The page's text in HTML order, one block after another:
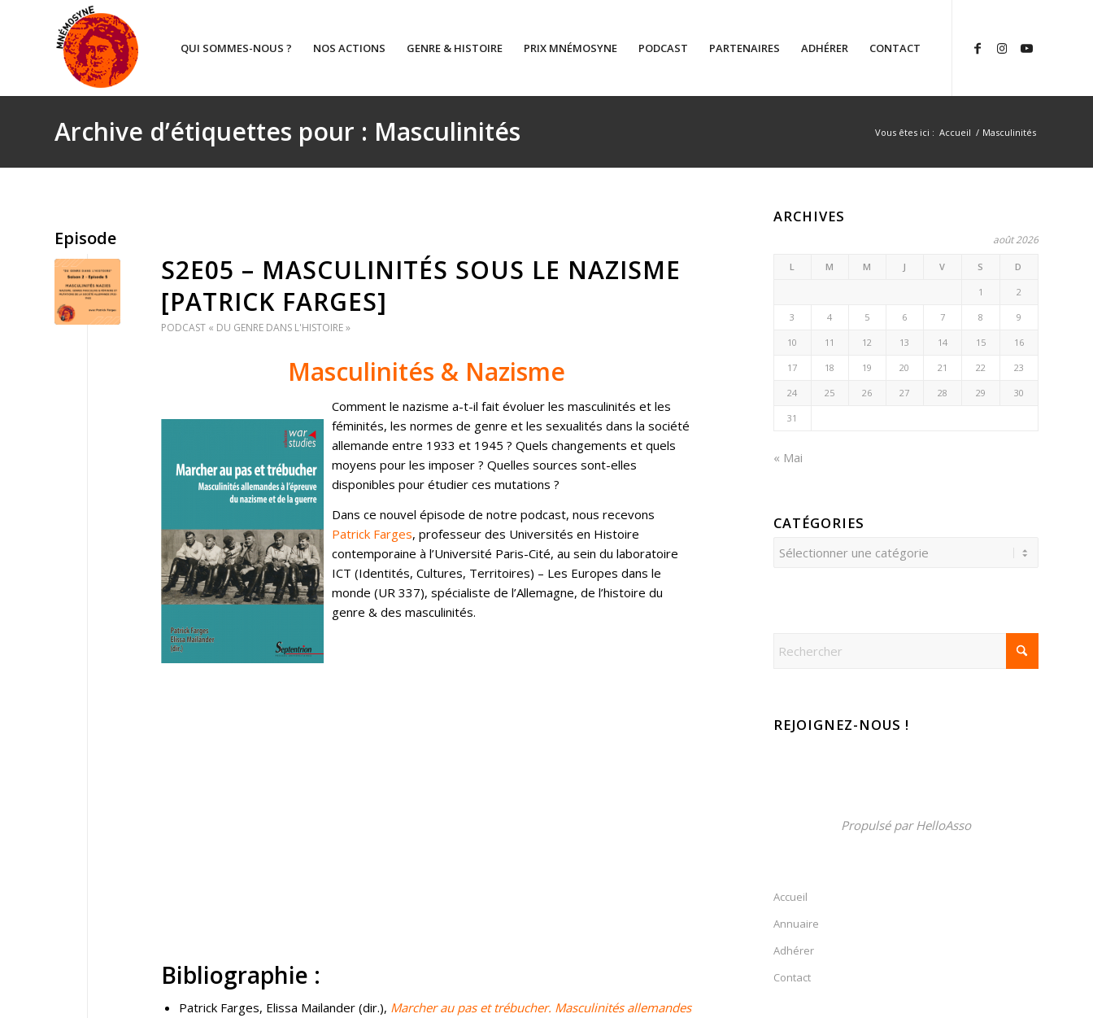
QUI SOMMES-NOUS ? NOS ACTIONS GENRE & HISTOIRE PRIX MNÉMOSYNE PODCAST PARTENAIRES ADHÉRER CONTACT
Archive d’étiquettes pour : Masculinités Vous êtes ici : Accueil / Masculinités
Episode
S2E05 – MASCULINITÉS SOUS LE NAZISME
[PATRICK FARGES]
PODCAST « DU GENRE DANS L'HISTOIRE »
Masculinités & Nazisme
Comment le nazisme a-t-il fait évoluer les masculinités et les
féminités, les normes de genre et les sexualités dans la société
allemande entre 1933 et 1945 ? Quels changements et quels
moyens pour les imposer ? Quelles sources sont-elles
disponibles pour étudier ces mutations ?
Dans ce nouvel épisode de notre podcast, nous recevons
Patrick Farges, professeur des Universités en Histoire
contemporaine à l’Université Paris-Cité, au sein du laboratoire
ICT (Identités, Cultures, Territoires) – Les Europes dans le
monde (UR 337), spécialiste de l’Allemagne, de l’histoire du
genre & des masculinités.
Bibliographie :
Patrick Farges, Elissa Mailander (dir.), Marcher au pas et trébucher. Masculinités allemandes
ARCHIVES
août 2026
L M M J V S D
1 2
3 4 5 6 7 8 9
10 11 12 13 14 15 16
17 18 19 20 21 22 23
24 25 26 27 28 29 30
31
« Mai
CATÉGORIES
Catégories
REJOIGNEZ-NOUS !
Propulsé par HelloAsso
Accueil
Annuaire
Adhérer
Contact